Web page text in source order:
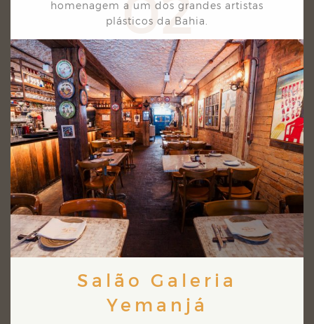
homenagem a um dos grandes artistas
plásticos da Bahia.
Salão Galeria
Yemanjá